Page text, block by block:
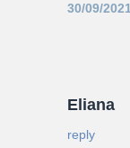
30/09/
Eliana
reply